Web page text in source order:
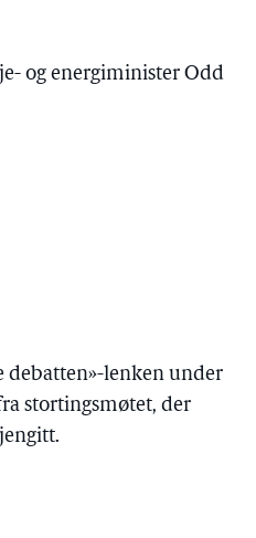
og energiminister Odd
debatten»-lenken under
stortingsmøtet, der